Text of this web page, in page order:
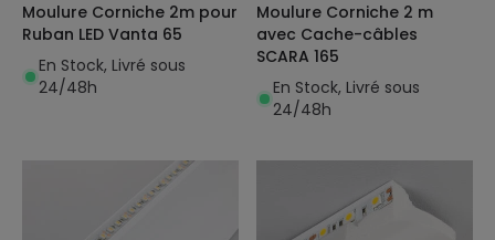
Moulure Corniche 2m pour
Ruban LED Vanta 65
En Stock, Livré sous
24/48h
Moulure Corniche 2 m
avec Cache-câbles
SCARA 165
En Stock, Livré sous
24/48h